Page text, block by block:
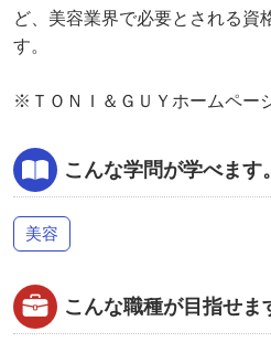
ど、美容業界で必要とされる資
す。
※ＴＯＮＩ＆ＧＵＹホームペー
こんな学問が学べます。
美容
こんな職種が目指せま